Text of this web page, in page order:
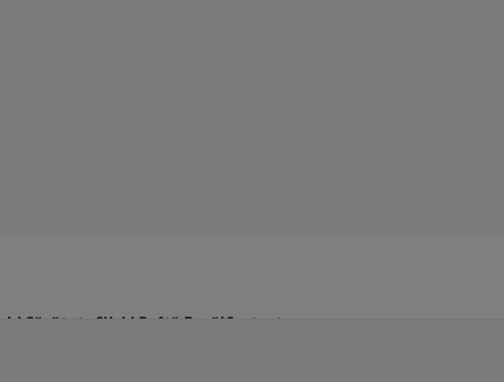
Sănătate Click! Poftă Bună!Contact